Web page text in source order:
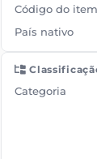
Código do item
País nativo
Categoria